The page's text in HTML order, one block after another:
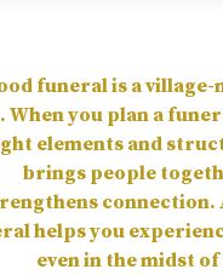
funeral is a village-
When you plan a
elements and
brings people
connection.
helps you
even in the midst